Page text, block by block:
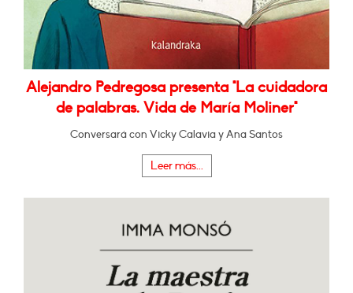
Alejandro Pedregosa presenta "La cuidadora
de palabras. Vida de María Moliner"
Conversará con Vicky Calavia y Ana Santos
Leer más...